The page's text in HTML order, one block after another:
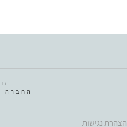
החברה
הצהרת נגישות